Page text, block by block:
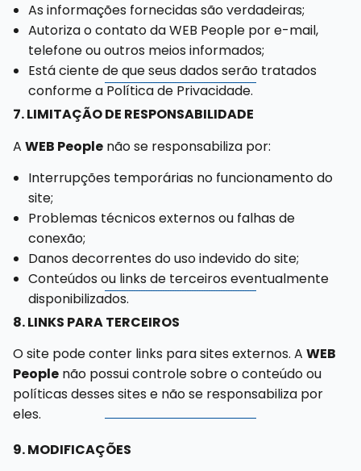
As informações fornecidas são verdadeiras;
Autoriza o contato da WEB People por e-mail,
telefone ou outros meios informados;
Está ciente de que seus dados serão tratados
conforme a Política de Privacidade.
7. LIMITAÇÃO DE RESPONSABILIDADE
A WEB People não se responsabiliza por:
Interrupções temporárias no funcionamento do
site;
Problemas técnicos externos ou falhas de
conexão;
Danos decorrentes do uso indevido do site;
Conteúdos ou links de terceiros eventualmente
disponibilizados.
8. LINKS PARA TERCEIROS
O site pode conter links para sites externos. A WEB
People não possui controle sobre o conteúdo ou
políticas desses sites e não se responsabiliza por
eles.
9. MODIFICAÇÕES